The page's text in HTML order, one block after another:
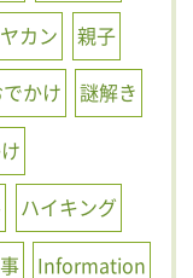
カン
親子
かけ
謎解き
ハイキング
Information